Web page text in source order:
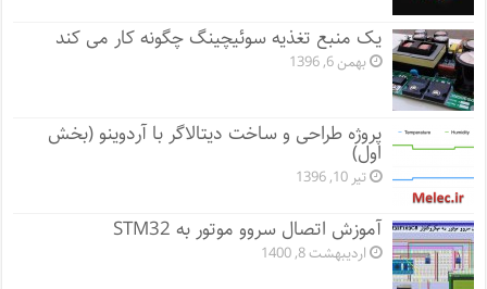
یک منبع تغذیه سوئیچینگ چگونه کار می کند
بهمن 6, 1396
پروژه طراحی و ساخت دیتالاگر با آردوینو (بخش
اول)
تیر 10, 1396
آموزش اتصال سروو موتور به STM32
اردیبهشت 8, 1400